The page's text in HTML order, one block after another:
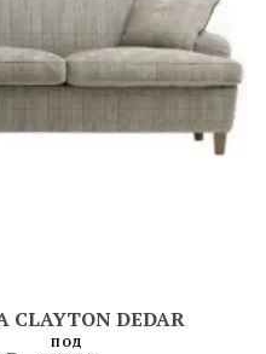
CLAYTON DEDAR
ПОД